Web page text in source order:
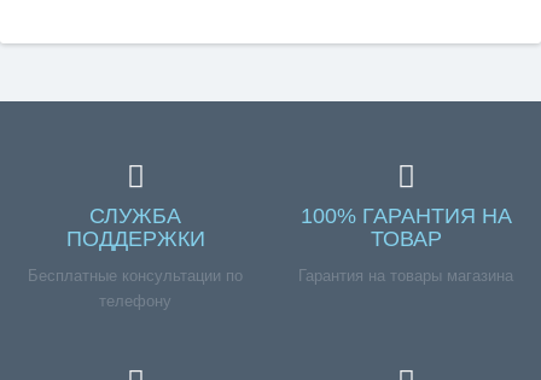
СЛУЖБА
ПОДДЕРЖКИ
Бесплатные консультации по
телефону
100% ГАРАНТИЯ НА
ТОВАР
Гарантия на товары магазина